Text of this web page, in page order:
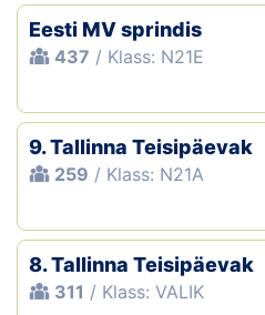
Eesti MV sprindis
437 / Klass: N21E
9. Tallinna Teisipäevak
259 / Klass: N21A
8. Tallinna Teisipäevak
311 / Klass: VALIK